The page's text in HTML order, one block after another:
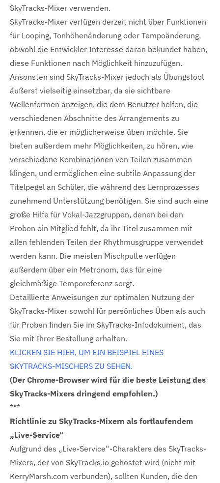
SkyTracks-Mixer verwenden.
SkyTracks-Mixer verfügen derzeit nicht über Funktionen
für Looping, Tonhöhenänderung oder Tempoänderung,
obwohl die Entwickler Interesse daran bekundet haben,
diese Funktionen nach Möglichkeit hinzuzufügen.
Ansonsten sind SkyTracks-Mixer jedoch als Übungstool
äußerst vielseitig einsetzbar, da sie sichtbare
Wellenformen anzeigen, die dem Benutzer helfen, die
verschiedenen Abschnitte des Arrangements zu
erkennen, die er möglicherweise üben möchte. Sie
bieten außerdem mehr Möglichkeiten, zu hören, wie
verschiedene Kombinationen von Teilen zusammen
klingen, und ermöglichen eine subtile Anpassung der
Titelpegel an Schüler, die während des Lernprozesses
zunehmend Unterstützung benötigen. Sie sind auch eine
große Hilfe für Vokal-Jazzgruppen, denen bei den
Proben ein Mitglied fehlt, da ihr Titel zusammen mit
allen fehlenden Teilen der Rhythmusgruppe verwendet
werden kann. Die meisten Mischpulte verfügen
außerdem über ein Metronom, das für eine
gleichmäßige Temporeferenz sorgt.
Detaillierte Anweisungen zur optimalen Nutzung der
SkyTracks-Mixer sowohl für persönliches Üben als auch
für Proben finden Sie im SkyTracks-Infodokument, das
Sie mit Ihrer Bestellung erhalten.
KLICKEN SIE HIER, UM EIN BEISPIEL EINES
SKYTRACKS-MISCHERS ZU SEHEN.
(Der Chrome-Browser wird für die beste Leistung des
SkyTracks-Mixers dringend empfohlen.)
***
Richtlinie zu SkyTracks-Mixern als fortlaufendem
„Live-Service“
Aufgrund des „Live-Service“-Charakters des SkyTracks-
Mixers, der von SkyTracks.io gehostet wird (nicht mit
KerryMarsh.com verbunden), sollten Kunden, die den